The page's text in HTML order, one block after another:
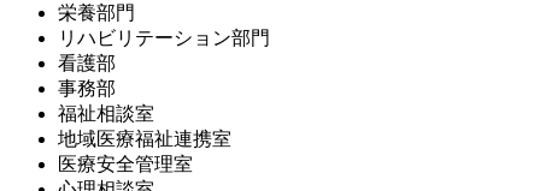
栄養部門
リハビリテーション部門
看護部
事務部
福祉相談室
地域医療福祉連携室
医療安全管理室